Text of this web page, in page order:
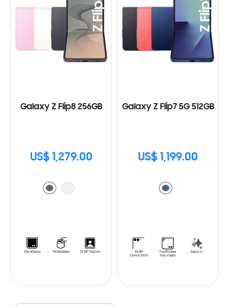
Galaxy Z Flip8 256GB
US$ 1,279.00
Galaxy Z Flip7 5G 512GB
US$ 1,199.00